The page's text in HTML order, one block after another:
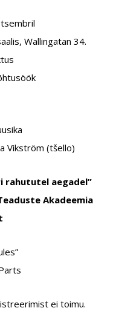
Wallingatan 34.
Vikström (tšello)
rahututel aegadel”
Akadeemia
ei toimu.